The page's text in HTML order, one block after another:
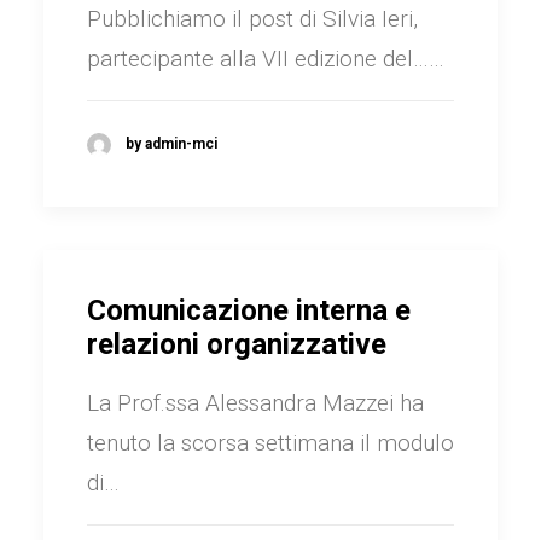
Pubblichiamo il post di Silvia Ieri,
partecipante alla VII edizione del……
by admin-mci
Comunicazione interna e
relazioni organizzative
La Prof.ssa Alessandra Mazzei ha
tenuto la scorsa settimana il modulo
di…